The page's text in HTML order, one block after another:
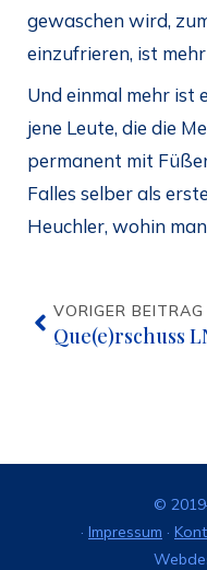
gewaschen wird,
einzufrieren, ist
Und einmal mehr ist
jene Leute, die die
permanent mit
Falles selber als
Heuchler, wohin
VORIGER BEITRAG
Que(e)rschuss
©
· Impressum ·